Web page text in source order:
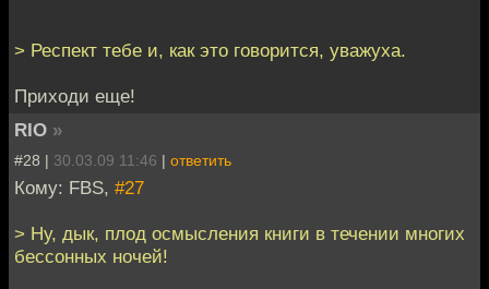
> Респект тебе и, как это говорится, уважуха.
Приходи еще!
RIO »
#28 | 30.03.09 11:46 | ответить
Кому: FBS, #27
> Ну, дык, плод осмысления книги в течении многих
бессонных ночей!